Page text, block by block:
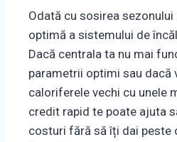
Odată cu sosirea
optimă a sistemului de
Dacă centrala ta nu mai
parametrii optimi sau dacă
caloriferele vechi cu unele
credit rapid te poate ajuta
costuri fără să îți dai peste